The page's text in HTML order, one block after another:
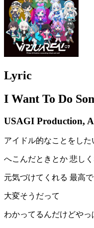
Lyric
I Want To Do
USAGI Production,
アイドル的なことをした
へこんだときとか 悲し
元気づけてくれる 最高
大変そうだって
わかってるんだけどやっ